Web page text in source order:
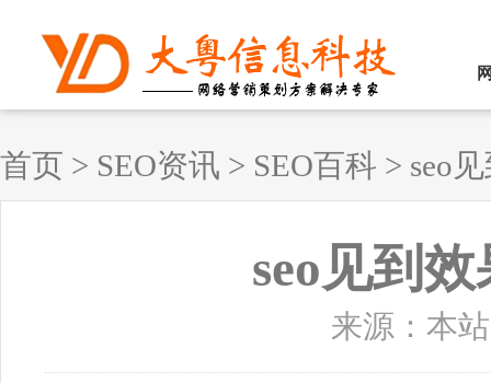
首页 > SEO资讯 > SEO百科 > seo
seo见到
来源：本